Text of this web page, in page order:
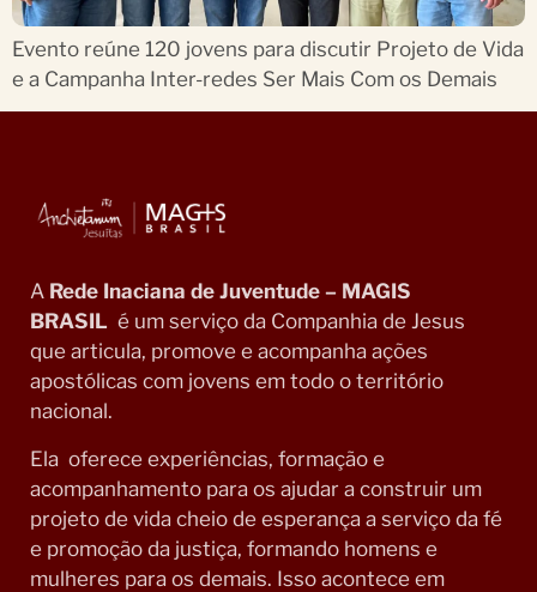
Evento reúne 120 jovens para discutir Projeto de Vida
e a Campanha Inter-redes Ser Mais Com os Demais
A Rede Inaciana de Juventude – MAGIS
BRASIL é um serviço da Companhia de Jesus
que articula, promove e acompanha ações
apostólicas com jovens em todo o território
nacional.
Ela oferece experiências, formação e
acompanhamento para os ajudar a construir um
projeto de vida cheio de esperança a serviço da fé
e promoção da justiça, formando homens e
mulheres para os demais. Isso acontece em